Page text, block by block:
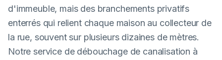
d'immeuble, mais des branchements privatifs
enterrés qui relient chaque maison au collecteur de
la rue, souvent sur plusieurs dizaines de mètres.
Notre service de débouchage de canalisation à